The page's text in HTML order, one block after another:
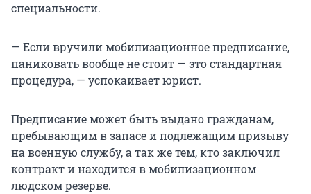
специальности.
— Если вручили мобилизационное предписание,
паниковать вообще не стоит — это стандартная
процедура, — успокаивает юрист.
Предписание может быть выдано гражданам,
пребывающим в запасе и подлежащим призыву
на военную службу, а так же тем, кто заключил
контракт и находится в мобилизационном
людском резерве.